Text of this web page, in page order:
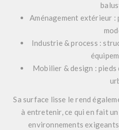
Aménagement extérieur
Industrie & process :
Mobilier & design :
Sa surface lisse le rend
à entretenir, ce qui en fait
environnements